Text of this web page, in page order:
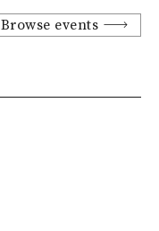
Browse events